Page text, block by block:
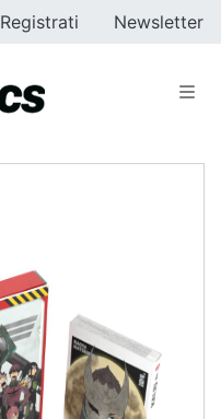
Registrati Newsletter